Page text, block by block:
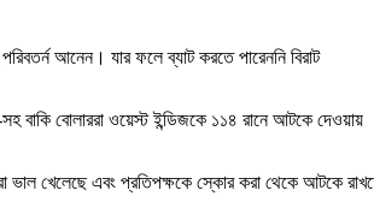
আনেন। যার ফলে ব্যাট করতে পারেননি বিরাট
বাকি বোলাররা ওয়েস্ট ইন্ডিজকে ১১৪ রানে আটকে দেওয়ায়
ভাল খেলেছে এবং প্রতিপক্ষকে স্কোর করা থেকে আটকে